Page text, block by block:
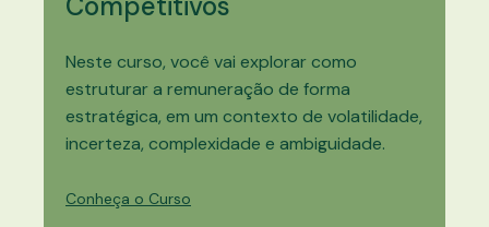
Neste curso, você vai explorar como
estruturar a remuneração de forma
estratégica, em um contexto de volatilidade,
incerteza, complexidade e ambiguidade.
Conheça o Curso